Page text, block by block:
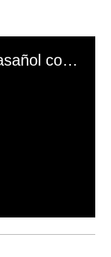
El mal momento de Yanina Gasañol con un hincha argentino en "Subrayado"